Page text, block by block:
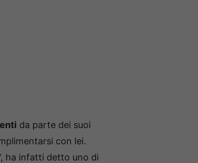
da parte dei suoi
con lei.
ha infatti detto uno di